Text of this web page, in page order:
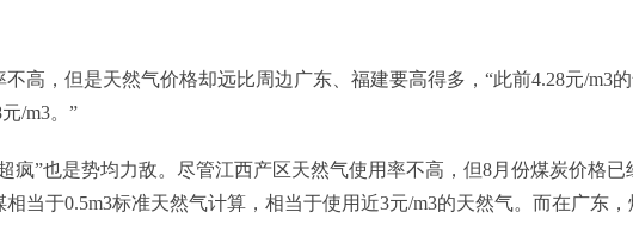
高，但是天然气价格却远比周边广东、福建要高得多，“此前4.28元/m3
/m3。”
疯”也是势均力敌。尽管江西产区天然气使用率不高，但8月份煤炭价格已
当于0.5m3标准天然气计算，相当于使用近3元/m3的天然气。而在广东